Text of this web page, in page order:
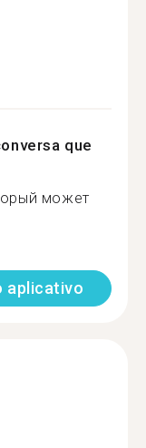
que
может
aplicativo